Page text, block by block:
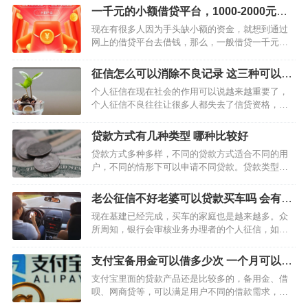
一千元的小额借贷平台，1000-2000元的
小额借贷软件
现在有很多人因为手头缺小额的资金，就想到通过
网上的借贷平台去借钱，那么，一般借贷一千元左
和大家分享一个1000-2000元的小额借贷软件，这款
软件叫做有钱花，是百度旗下的借贷产品，这款小
则几百几千…
征信怎么可以消除不良记录 这三种可以申
请消除
个人征信在现在社会的作用可以说越来越重要了，
个人征信不良往往让很多人都失去了信贷资格，导
因为一些原因导致征信报告上有不良记录，想知道
能不能消除，并不是所有的征信不良记录都可以消
除，只有部分可以消除…
贷款方式有几种类型 哪种比较好
贷款方式多种多样，不同的贷款方式适合不同的用
户，不同的情形下可以申请不同贷款。贷款类型比
有讲究，贷款类型具体有哪几种呢？下面一起来详
细了解一下吧。 贷款方式有哪几种类型？ 【1】
信…
老公征信不好老婆可以贷款买车吗 会有什
么影响
现在基建已经完成，买车的家庭也是越来越多。众
所周知，银行会审核业务办理者的个人征信，如果
单来说，如果已婚人士办理贷款，银行在审核贷款
时会对申请者和配偶的征信记录进行审核。 老公征
信不好老婆…
支付宝备用金可以借多少次 一个月可以借
几次
支付宝里面的贷款产品还是比较多的，备用金、借
呗、网商贷等，可以满足用户不同的借款需求，用